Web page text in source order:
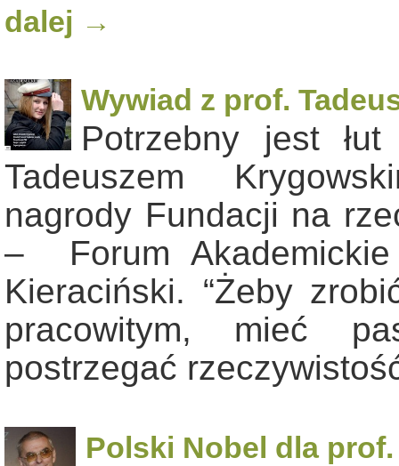
dalej →
Wywiad z prof.
Potrzebny jest
Tadeuszem
nagrody Fundacji na
– Forum
Kieraciński. “Żeby
pracowitym, mieć
postrzegać
Polski Nobel dla